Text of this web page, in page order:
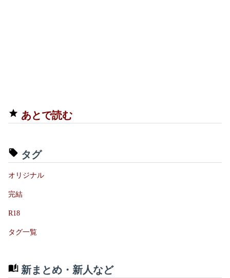
あとで読む
タグ
オリジナル
完結
R18
タグ一覧
新まとめ・新人など